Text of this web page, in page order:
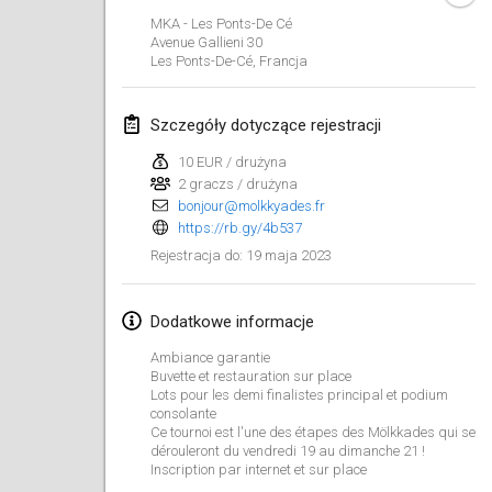
MKA - Les Ponts-De Cé
Avenue Gallieni 30
Les Ponts-De-Cé, Francja
Szczegóły dotyczące rejestracji
10 EUR / drużyna
2 graczs / drużyna
bonjour@molkkyades.fr
https://rb.gy/4b537
Rejestracja do: 19 maja 2023
Dodatkowe informacje
Ambiance garantie
Buvette et restauration sur place
Lots pour les demi finalistes principal et podium
consolante
Ce tournoi est l'une des étapes des Mölkkades qui se
dérouleront du vendredi 19 au dimanche 21 !
Inscription par internet et sur place
luty 2023
4 lut 2023| Francja
SingeliDuppeli
4 lut 2023|Finlandia
Indoor de la CASAS
18 lut 2023|Francja
Faschings-Mölkky
19 lut 2023|Niemcy